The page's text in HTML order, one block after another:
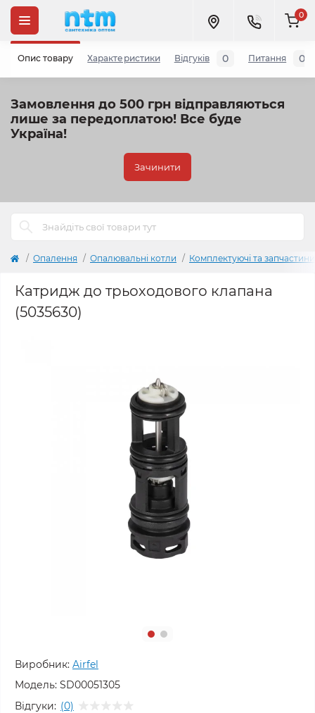
Замовлення до 500 грн відправляються
лише за передоплатою! Все буде
Україна!
Зачинити
0
Опалення Опалювальні котли Комплектуючі та
Катридж до трьоходового клапана
(5035630)
Виробник: Airfel
Модель: SD00051305
Відгуки: (0)
Опис товару Характеристики Відгуків 0 Питання 0